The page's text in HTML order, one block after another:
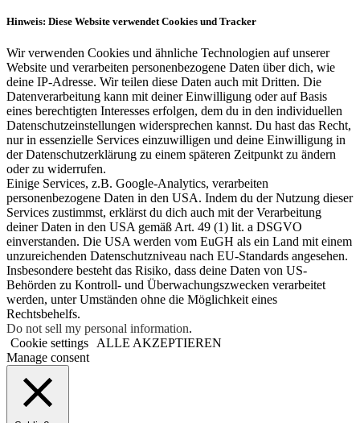
Hinweis: Diese Website verwendet Cookies und Tracker
Wir verwenden Cookies und ähnliche Technologien auf unserer
Website und verarbeiten personenbezogene Daten über dich, wie
deine IP-Adresse. Wir teilen diese Daten auch mit Dritten. Die
Datenverarbeitung kann mit deiner Einwilligung oder auf Basis
eines berechtigten Interesses erfolgen, dem du in den individuellen
Datenschutzeinstellungen widersprechen kannst. Du hast das Recht,
nur in essenzielle Services einzuwilligen und deine Einwilligung in
der Datenschutzerklärung zu einem späteren Zeitpunkt zu ändern
oder zu widerrufen.
Einige Services, z.B. Google-Analytics, verarbeiten
personenbezogene Daten in den USA. Indem du der Nutzung dieser
Services zustimmst, erklärst du dich auch mit der Verarbeitung
deiner Daten in den USA gemäß Art. 49 (1) lit. a DSGVO
einverstanden. Die USA werden vom EuGH als ein Land mit einem
unzureichenden Datenschutzniveau nach EU-Standards angesehen.
Insbesondere besteht das Risiko, dass deine Daten von US-
Behörden zu Kontroll- und Überwachungszwecken verarbeitet
werden, unter Umständen ohne die Möglichkeit eines
Rechtsbehelfs.
Do not sell my personal information.
Cookie settings
ALLE AKZEPTIEREN
Manage consent